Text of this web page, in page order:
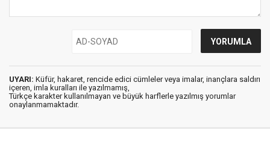
UYARI: Küfür, hakaret, rencide edici cümleler veya imalar, inançlara saldırı
içeren, imla kuralları ile yazılmamış,
Türkçe karakter kullanılmayan ve büyük harflerle yazılmış yorumlar
onaylanmamaktadır.